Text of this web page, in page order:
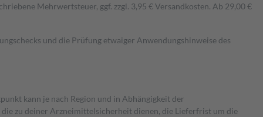
Mehrwertsteuer, ggf. zzgl. 3,95 € Versandkosten. Ab 29,00 €
und die Prüfung etwaiger Anwendungshinweise des
kann je nach Region und in Abhängigkeit der
zu deiner Arzneimittelsicherheit dienen, die Lieferfrist um die